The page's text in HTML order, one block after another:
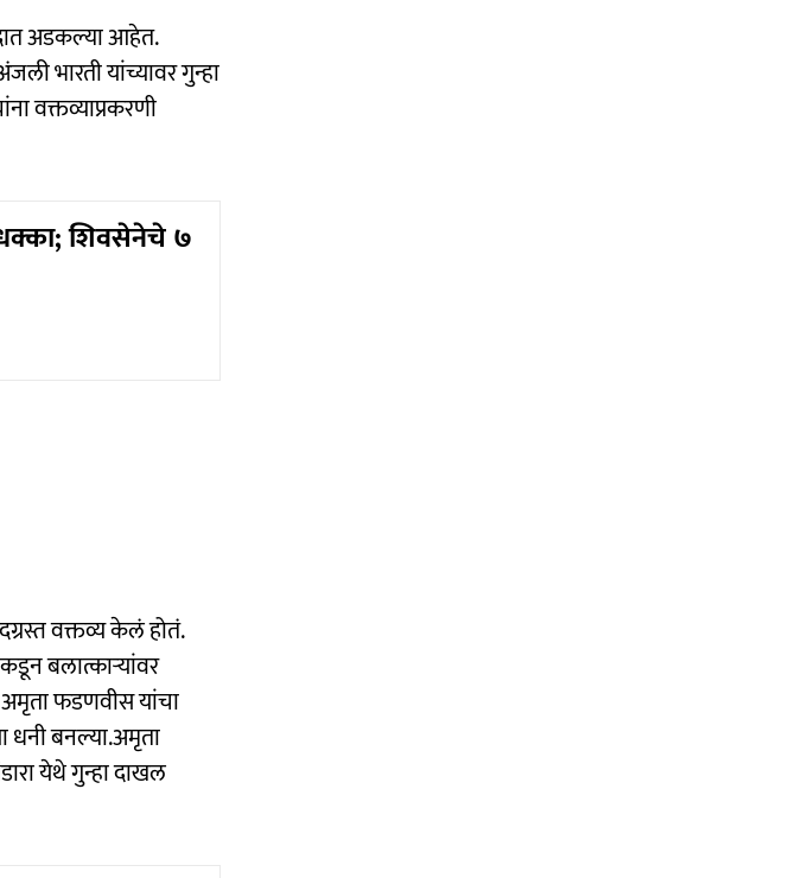
अडकल्या आहेत.
भारती यांच्यावर गुन्हा
वक्तव्याप्रकरणी
शिवसेनेचे ७
वक्तव्य केलं होतं.
बलात्काऱ्यांवर
अमृता फडणवीस यांचा
धनी बनल्या.अमृता
येथे गुन्हा दाखल